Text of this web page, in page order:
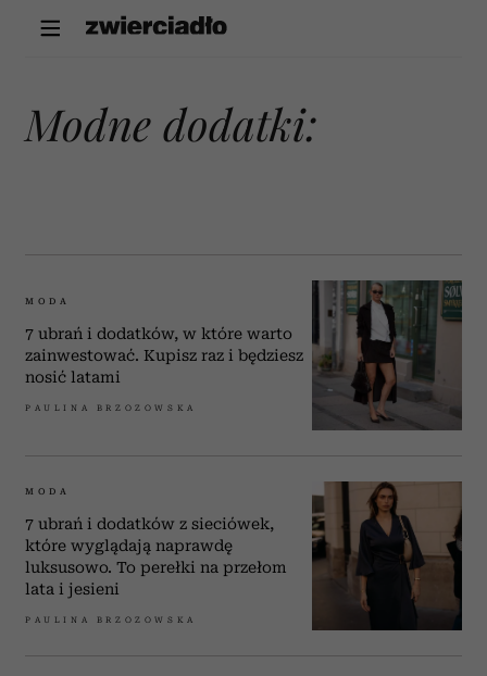
modne dodatki:
MODA
7 ubrań i dodatków, w które warto
zainwestować. Kupisz raz i będziesz
nosić latami
PAULINA BRZOZOWSKA
MODA
7 ubrań i dodatków z sieciówek,
które wyglądają naprawdę
luksusowo. To perełki na przełom
lata i jesieni
PAULINA BRZOZOWSKA